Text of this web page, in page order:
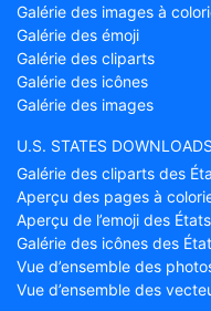
Galérie des images à
Galérie des émoji
Galérie des cliparts
Galérie des icônes
Galérie des images
U.S. STATES DOWNLOADS
Galérie des cliparts des
Aperçu des pages à
Aperçu de l’emoji des
Galérie des icônes des
Vue d’ensemble des
Vue d’ensemble des